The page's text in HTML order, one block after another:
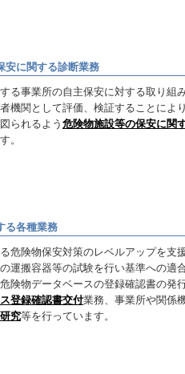
安に関する診断業務
る事業所の自主保安に対する取り組
機関として評価、検証することによ
られるよう 危険物施設等の保安に関
。
る各種業務
危険物保安対策のレベルアップを支
運搬容器等の試験を行い基準への適
険物データベースの登録確認書の発
登録確認書交付業務、事業所や関係
究等を行っています。